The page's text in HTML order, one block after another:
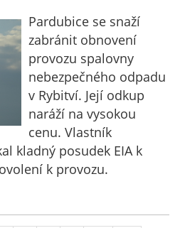
Pardubice se snaží
zabránit obnovení
provozu spalovny
nebezpečného odpadu
v Rybitví. Její odkup
naráží na vysokou
cenu. Vlastník
kladný posudek EIA k
k provozu.